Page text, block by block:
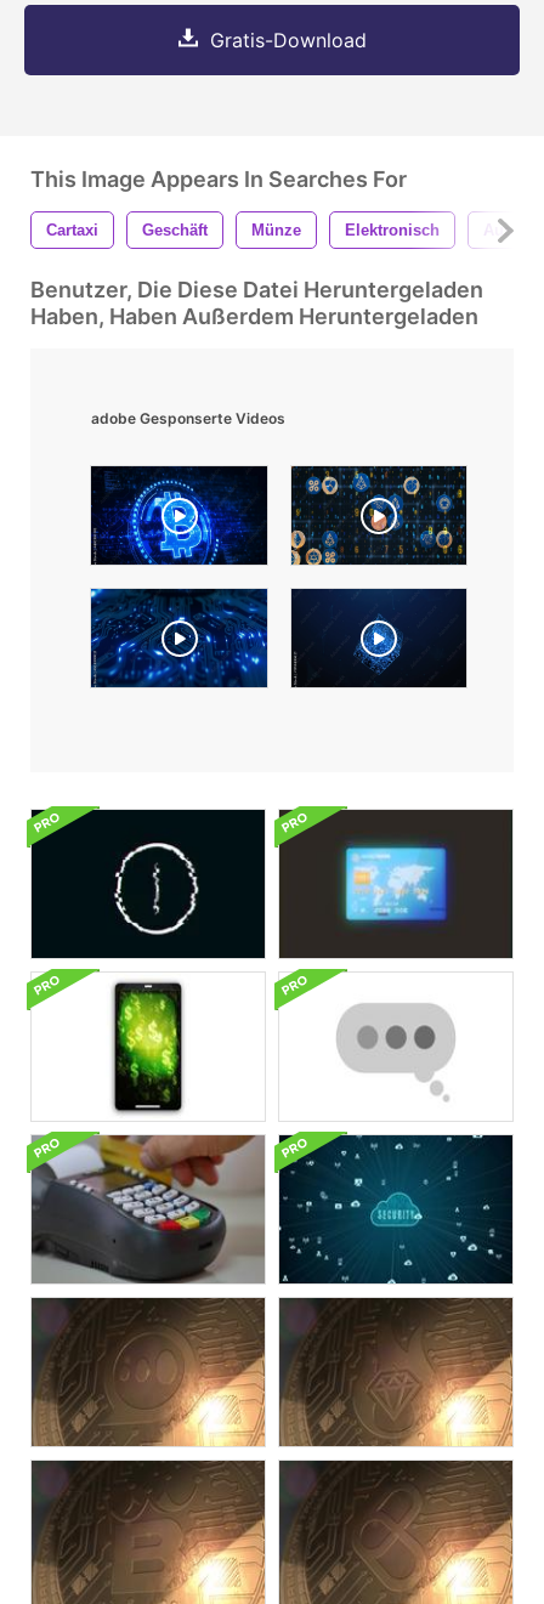
Gratis-Download
This Image Appears In Searches For
Cartaxi Geschäft Münze Elektronisch
Benutzer, Die Diese Datei Heruntergeladen
Haben, Haben Außerdem Heruntergeladen
adobe Gesponserte Videos